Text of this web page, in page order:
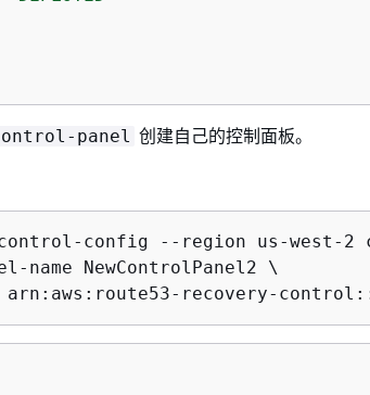
panel 创建自己的控制面板。
control-config --region us-west-2
name NewControlPanel2 \
recovery-